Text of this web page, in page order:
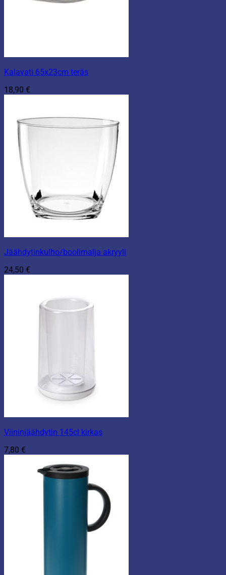
Kalavati 65x23cm teräs
18,90 €
Jäähdytinkulho/boolimalja akryyli
24,50 €
Viininjäähdytin 145cl kirkas
7,80 €